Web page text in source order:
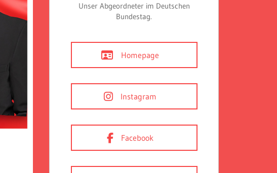
Unser Abgeordneter im Deutschen
Bundestag.
Homepage
Instagram
Facebook